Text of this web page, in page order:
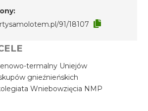
91/18107
termalny Uniejów
gnieźnieńskich
Wniebowzięcia NMP